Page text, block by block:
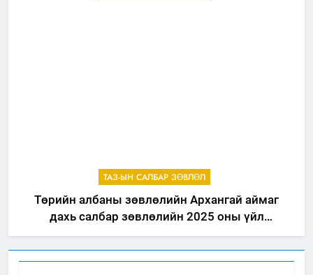
ТАЗ-ЫН САЛБАР ЗӨВЛӨЛ
Төрийн албаны зөвлөлийн Архангай аймаг
дахь салбар зөвлөлийн 2025 оны үйл
ажиллагааны жилийн төлөвлөгөө